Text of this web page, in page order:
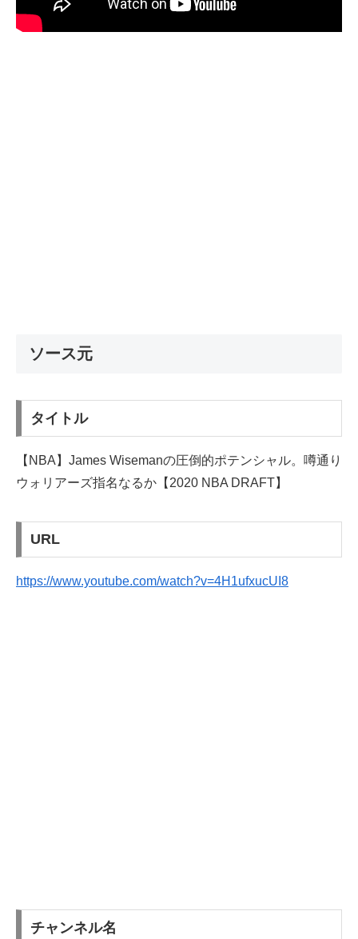
ソース元
タイトル
【NBA】James Wisemanの圧倒的ポテンシャル。噂通り
ウォリアーズ指名なるか【2020 NBA DRAFT】
URL
https://www.youtube.com/watch?v=4H1ufxucUI8
チャンネル名